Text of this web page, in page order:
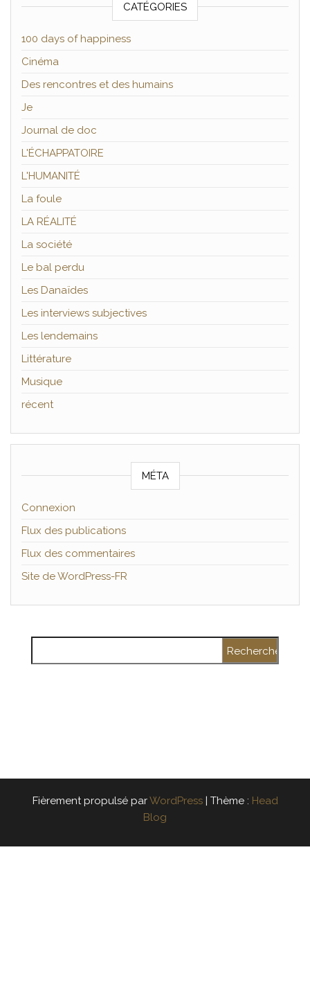
CATÉGORIES
100 days of happiness
Cinéma
Des rencontres et des humains
Je
Journal de doc
L'ÉCHAPPATOIRE
L'HUMANITÉ
La foule
LA RÉALITÉ
La société
Le bal perdu
Les Danaïdes
Les interviews subjectives
Les lendemains
Littérature
Musique
récent
MÉTA
Connexion
Flux des publications
Flux des commentaires
Site de WordPress-FR
Fièrement propulsé parWordPress | Thème : Head
Blog